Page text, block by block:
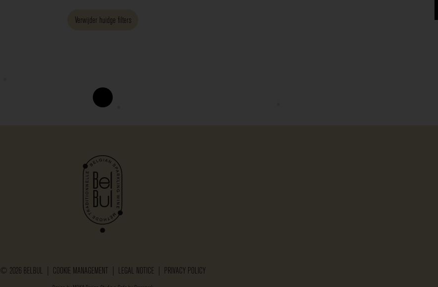
Verwijder huidge filters
© 2026 BELBUL | COOKIE MANAGEMENT LEGAL NOTICE PRIVACY POLICY